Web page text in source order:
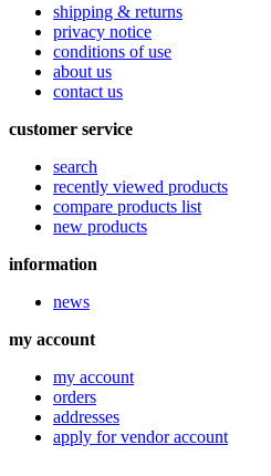
shipping & returns
privacy notice
conditions of use
about us
contact us
customer service
search
recently viewed products
compare products list
new products
information
news
my account
my account
orders
addresses
apply for vendor account